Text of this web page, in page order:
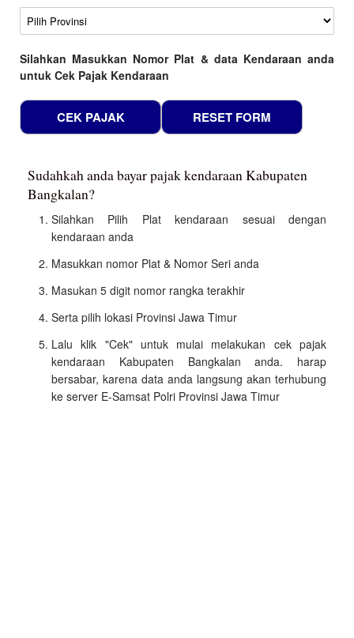
Wilayah
Silahkan Masukkan Nomor Plat & data Kendaraan anda
untuk Cek Pajak Kendaraan
Sudahkah anda bayar pajak kendaraan Kabupaten
Bangkalan?
Silahkan Pilih Plat kendaraan sesuai dengan
kendaraan anda
Masukkan nomor Plat & Nomor Seri anda
Masukan 5 digit nomor rangka terakhir
Serta pilih lokasi Provinsi Jawa Timur
Lalu klik "Cek" untuk mulai melakukan cek pajak
kendaraan Kabupaten Bangkalan anda. harap
bersabar, karena data anda langsung akan terhubung
ke server E-Samsat Polri Provinsi Jawa Timur